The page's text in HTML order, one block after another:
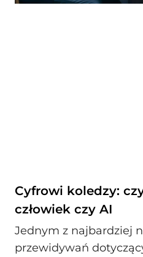
Cyfrowi koledzy:
człowiek czy AI
Jednym z najbardziej
przewidywań